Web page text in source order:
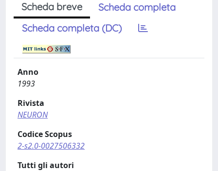
Scheda breve
Scheda completa
Scheda completa (DC)
Anno
1993
Rivista
NEURON
Codice Scopus
2-s2.0-0027506332
Tutti gli autori